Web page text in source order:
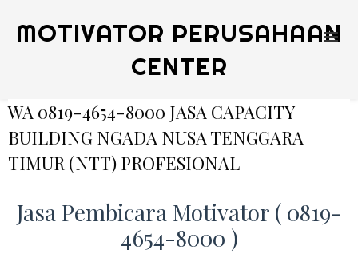
MOTIVATOR PERUSAHAAN
CENTER
WA 0819-4654-8000 JASA CAPACITY
BUILDING NGADA NUSA TENGGARA
TIMUR (NTT) PROFESIONAL
Jasa Pembicara Motivator ( 0819-
4654-8000 )